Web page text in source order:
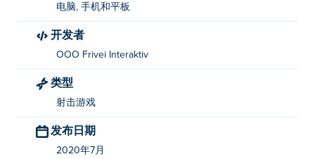
电脑, 手机和平板
开发者
OOO Frivei Interaktiv
类型
射击游戏
发布日期
2020年7月